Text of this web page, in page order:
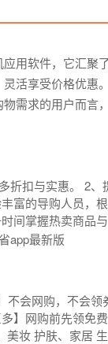
用软件，它汇聚
活享受价格优惠
需求的用户而言
折扣与实惠。 2
富的导购人员，
间掌握热卖商品与
会网购，不会领
】网购前先领免
妆 护肤、家居